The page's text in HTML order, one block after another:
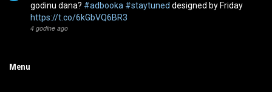
godinu dana? #adbooka #staytuned designed by Friday
https://t.co/6kGbVQ6BR3
4 godine ago
Menu